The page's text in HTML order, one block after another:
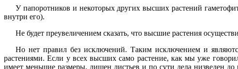
У папоротников и некоторых других высших растений
внутри его).
Не будет преувеличением сказать, что высшие растения
Но нет правил без исключений. Таким исключением и
растениями. Если у всех высших само растение, как мы уже
имеет меньшие размеры, лишен листьев и по сути дела низведен